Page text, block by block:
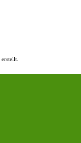
erstellt.